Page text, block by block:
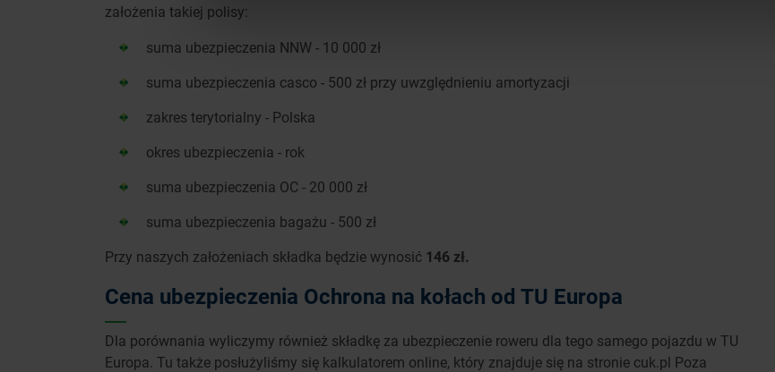
założenia takiej polisy:
suma ubezpieczenia NNW - 10 000 zł
suma ubezpieczenia casco - 500 zł przy uwzględnieniu amortyzacji
zakres terytorialny - Polska
okres ubezpieczenia - rok
suma ubezpieczenia OC - 20 000 zł
suma ubezpieczenia bagażu - 500 zł
Przy naszych założeniach składka będzie wynosić 146 zł.
Cena ubezpieczenia Ochrona na kołach od TU Europa
Dla porównania wyliczymy również składkę za ubezpieczenie roweru dla tego samego pojazdu w TU
Europa. Tu także posłużyliśmy się kalkulatorem online, który znajduje się na stronie cuk.pl Poza